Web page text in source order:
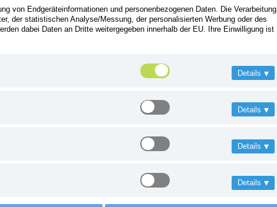
von Endgeräteinformationen und personenbezogenen Daten. Die Verarbeitung
der statistischen Analyse/Messung, der personalisierten Werbung oder des
dabei Daten an Dritte weitergegeben innerhalb der EU. Ihre Einwilligung ist
Details ▾
Details ▾
Details ▾
Details ▾
ist ein echter
es ...
… >>